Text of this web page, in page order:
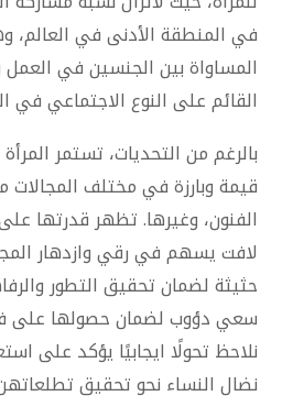
في المنطقة الأدنى في العالم،
المساواة بين الجنسين في العمل
القائم على النوع الاجتماعي في
بالرغم من التحديات، تستمر
قيمة وبارزة في مختلف المجالات
الفنون، وغيرها. تظهر قدرتها على
لافت يسهم في رقي وازدهار
حثيثة لضمان تحقيق التطور
سعي دؤوب لضمان حصولها على
نلاحظ تحولًا ايجابيًا يؤكد على
نضال النساء نحو تحقيق